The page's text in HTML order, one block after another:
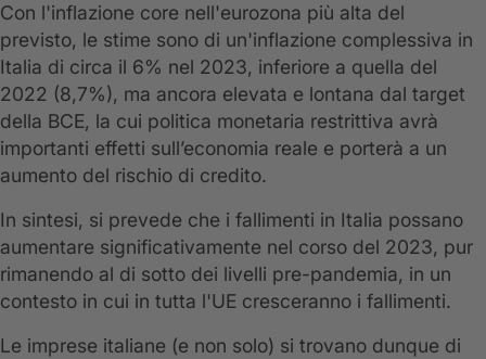
Con l'inflazione core nell'eurozona più alta del
previsto, le stime sono di un'inflazione complessiva in
Italia di circa il 6% nel 2023, inferiore a quella del
2022 (8,7%), ma ancora elevata e lontana dal target
della BCE, la cui politica monetaria restrittiva avrà
importanti effetti sull’economia reale e porterà a un
aumento del rischio di credito.
In sintesi, si prevede che i fallimenti in Italia possano
aumentare significativamente nel corso del 2023, pur
rimanendo al di sotto dei livelli pre-pandemia, in un
contesto in cui in tutta l'UE cresceranno i fallimenti.
Le imprese italiane (e non solo) si trovano dunque di